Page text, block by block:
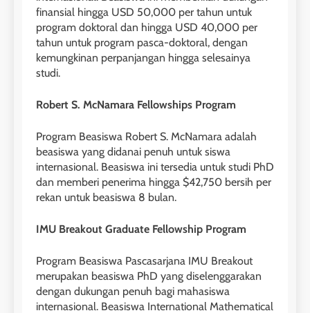
29
Perbedaan Antara IELTS
Preparation dan IELTS Practice
Online IELTS Courses
LEIDEN INSTITUTE
🎓 ScholarPath by Leiden
LEIDEN INSTITUTE
3
40
2023
41
Batch VI : 15 Maret – 13 April
finansial hingga USD 50,000 per tahun untuk
program doktoral dan hingga USD 40,000 per
tahun untuk program pasca-doktoral, dengan
kemungkinan perpanjangan hingga selesainya
studi.
Robert S. McNamara Fellowships Program
Program Beasiswa Robert S. McNamara adalah
beasiswa yang didanai penuh untuk siswa
internasional. Beasiswa ini tersedia untuk studi PhD
dan memberi penerima hingga $42,750 bersih per
rekan untuk beasiswa 8 bulan.
IMU Breakout Graduate Fellowship Program
Program Beasiswa Pascasarjana IMU Breakout
merupakan beasiswa PhD yang diselenggarakan
dengan dukungan penuh bagi mahasiswa
internasional. Beasiswa International Mathematical